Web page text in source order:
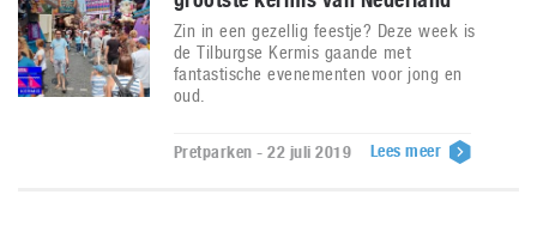
Zin in een gezellig feestje? Deze week is
de Tilburgse Kermis gaande met
fantastische evenementen voor jong en
oud.
Pretparken - 22 juli 2019 Lees meer